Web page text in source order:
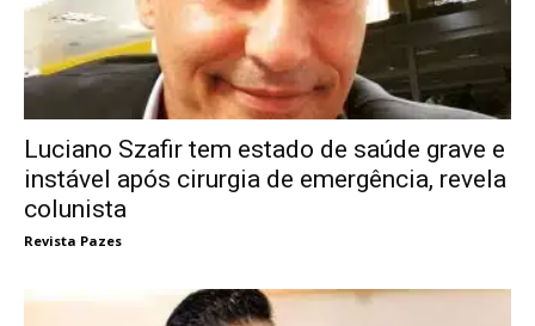
Luciano Szafir tem estado de saúde grave e
instável após cirurgia de emergência, revela
colunista
Revista Pazes